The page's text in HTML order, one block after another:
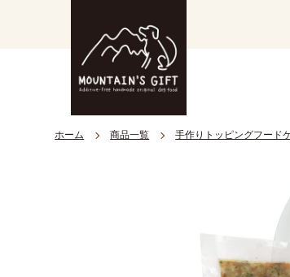
ホーム 商品一覧 手作りトッピングフード